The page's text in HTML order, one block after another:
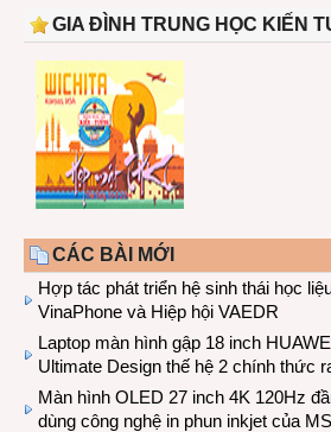
GIA ĐÌNH TRUNG HỌC KIẾN
CÁC BÀI MỚI
Hợp tác phát triển hệ sinh thái học
VinaPhone và Hiệp hội VAEDR
Laptop màn hình gập 18 inch
Ultimate Design thế hệ 2 chính thức
Màn hình OLED 27 inch 4K 120Hz
dùng công nghệ in phun inkjet của